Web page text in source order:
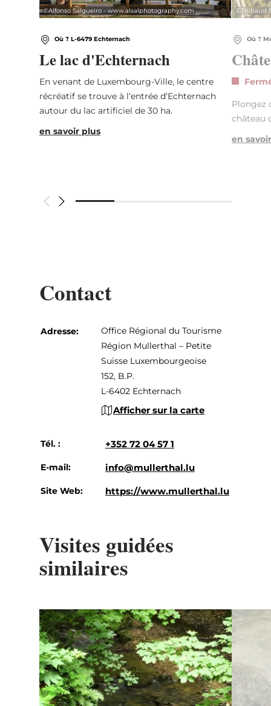
©Alfonso Salgueiro - www.alsalphotography.com
Où ? L-6479 Echternach
Le lac d'Echternach
En venant de Luxembourg-Ville, le centre
récréatif se trouve à l‘entrée d‘Echternach
autour du lac artificiel de 30 ha.
en savoir plus
©Thibaud
Où ?
Plongez
château
en
Contact
Adresse:
Office Régional du Tourisme
Région Mullerthal – Petite
Suisse Luxembourgeoise
152, B.P.
L-6402 Echternach
Afficher sur la carte
Tél. : +352 72 04 57 1
E-mail: info@mullerthal.lu
Site Web: https://www.mullerthal.lu
Visites guidées
similaires